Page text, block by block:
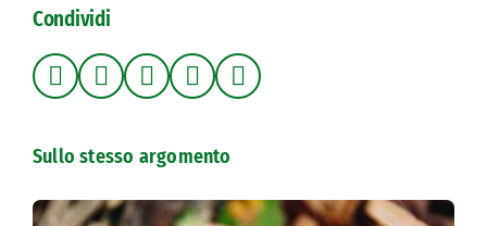
Condividi
Sullo stesso argomento